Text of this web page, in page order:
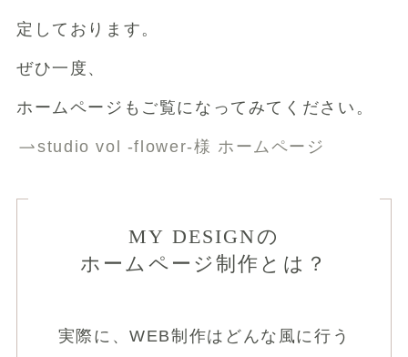
定しております。
ぜひ一度、
ホームページもご覧になってみてください。
studio vol -flower-様 ホームページ
MY DESIGNの
ホームページ制作とは？
実際に、WEB制作はどんな風に行う